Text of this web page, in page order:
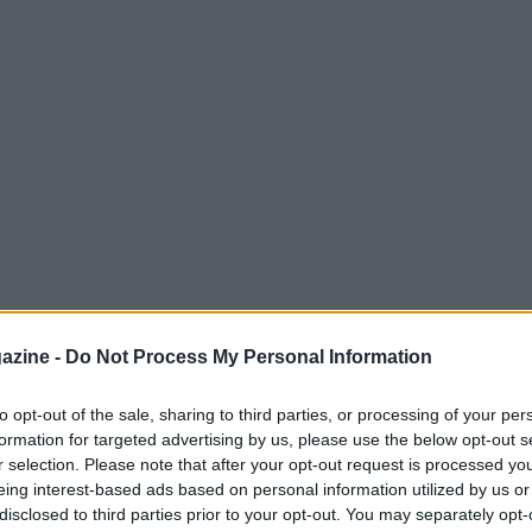
- Do Not Process My Personal Information
opt-out of the sale, sharing to third parties, or processing of your
for targeted advertising by us, please use the below opt-out
selection. Please note that after your opt-out request is processed
interest-based ads based on personal information utilized by us
to third parties prior to your opt-out. You may separately
Massimo Lopez nello spot della SIP del
Ray Thomas è vivo, a testimoniarlo la
ha fatto al suo compagno dell’epoca,